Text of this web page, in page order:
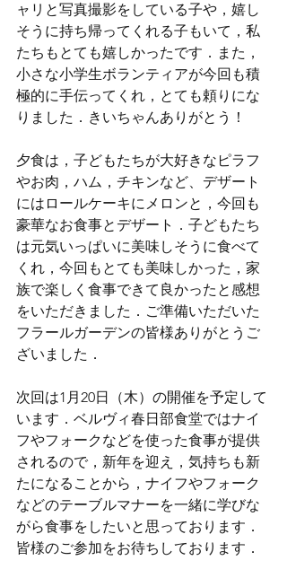
ャリと写真撮影をしている子や，嬉し
そうに持ち帰ってくれる子もいて，私
たちもとても嬉しかったです．また，
小さな小学生ボランティアが今回も積
極的に手伝ってくれ，とても頼りにな
りました．きいちゃんありがとう！
夕食は，子どもたちが大好きなピラフ
やお肉，ハム，チキンなど、デザート
にはロールケーキにメロンと，今回も
豪華なお食事とデザート．子どもたち
は元気いっぱいに美味しそうに食べて
くれ，今回もとても美味しかった，家
族で楽しく食事できて良かったと感想
をいただきました．ご準備いただいた
フラールガーデンの皆様ありがとうご
ざいました．
次回は1月20日（木）の開催を予定して
います．ベルヴィ春日部食堂ではナイ
フやフォークなどを使った食事が提供
されるので，新年を迎え，気持ちも新
たになることから，ナイフやフォーク
などのテーブルマナーを一緒に学びな
がら食事をしたいと思っております．
皆様のご参加をお待ちしております．